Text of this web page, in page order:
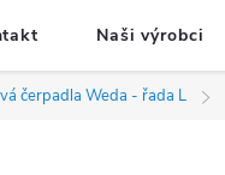
Naši výrobci
čerpadla Weda - řada L